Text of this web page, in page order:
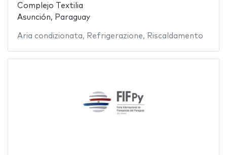
Complejo Textilia
Asunción, Paraguay
Aria condizionata, Refrigerazione, Riscaldamento